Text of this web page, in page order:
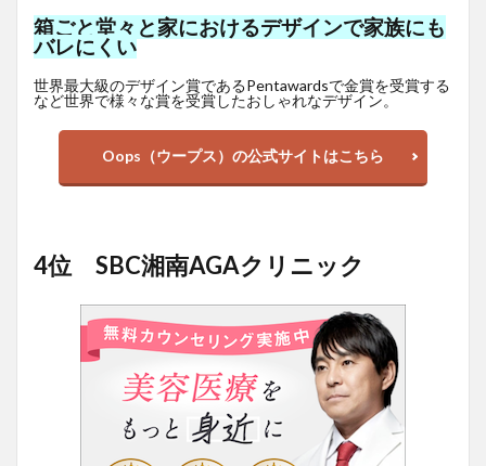
箱ごと堂々と家におけるデザインで家族にも
バレにくい
世界最大級のデザイン賞であるPentawardsで金賞を受賞する
など世界で様々な賞を受賞したおしゃれなデザイン。
Oops（ウープス）の公式サイトはこちら
4位 SBC湘南AGAクリニック